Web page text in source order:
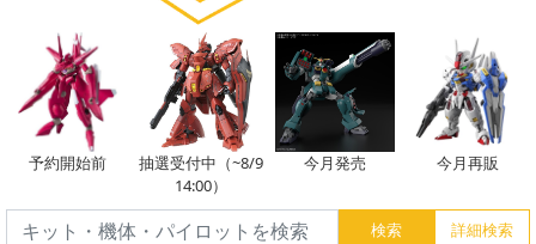
予約開始前
抽選受付中（~8/9
14:00）
今月発売 今月再販